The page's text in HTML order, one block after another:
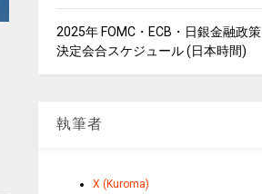
2025年 FOMC・ECB・日銀金融政策
決定会合スケジュール (日本時間)
執筆者
X (Kuroma)